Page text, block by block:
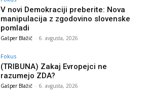
V novi Demokraciji preberite: Nova
manipulacija z zgodovino slovenske
pomladi
Gašper Blažič - 6. avgusta, 2026
Fokus
(TRIBUNA) Zakaj Evropejci ne
razumejo ZDA?
Gašper Blažič - 6. avgusta, 2026